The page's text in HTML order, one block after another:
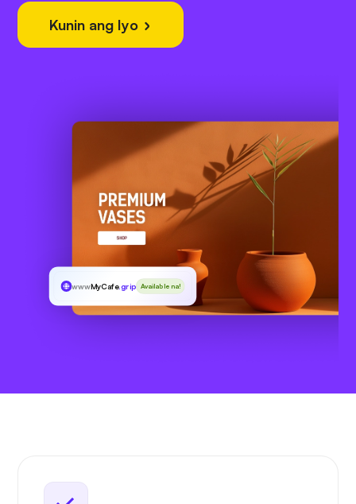
Kunin ang Iyo
wwwMyCafe.gripeAvailable na!